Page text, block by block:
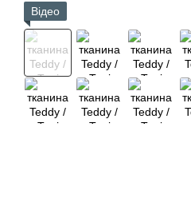
Відео